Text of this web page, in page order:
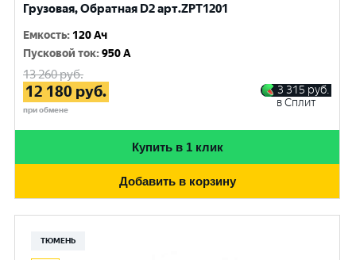
Грузовая, Обратная D2 арт.ZPT1201
Емкость: 120 Ач
Пусковой ток:950 A
13 260руб.
12 180 руб.
при обмене
3 315 руб.
в Сплит
Купить в 1 клик
Добавить в корзину
ТЮМЕНЬ